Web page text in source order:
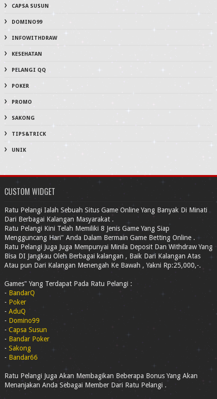
CAPSA SUSUN
DOMINO99
INFOWITHDRAW
KESEHATAN
PELANGI QQ
POKER
PROMO
SAKONG
TIPS&TRICK
UNIK
CUSTOM WIDGET
Ratu Pelangi Ialah Sebuah Situs Game Online Yang Banyak Di Minati
Dari Berbagai Kalangan Masyarakat .
Ratu Pelangi Kini Telah Memiliki 8 Jenis Game Yang Siap
Mengguncang Hari" Anda Dalam Bermain Game Betting Online .
Ratu Pelangi Juga Juga Mempunyai Minila Deposit Dan Withdraw Yang
Bisa DI Jangkau Oleh Berbagai kalangan , Baik Dari Kalangan Atas
Atau pun Dari Kalangan Menengah Ke Bawah , Yakni Rp:25,000,-.
Games" Yang Terdapat Pada Ratu Pelangi :
- BandarQ
- Poker
- AduQ
- Domino99
-Capsa Susun
- Bandar Poker
- Sakong
- Bandar66
Ratu Pelangi Juga Akan Membagikan Beberapa Bonus Yang Akan
Menanjakan Anda Sebagai Member Dari Ratu Pelangi .